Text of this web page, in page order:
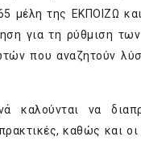
μέλη της ΕΚΠΟΙΖΩ
για τη ρύθμιση
που αναζητούν
καλούνται να
καθώς και